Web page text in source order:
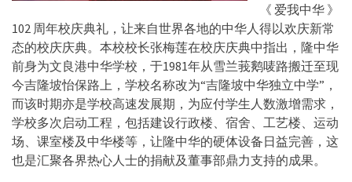
《 爱我中华 》
102 周年校庆典礼，让来自世界各地的中华人得以欢庆新常
态的校庆庆典。本校校长张梅莲在校庆庆典中指出，隆中华
前身为文良港中华学校，于1981年从雪兰莪鹅唛路搬迁至现
今吉隆坡怡保路上，学校名称改为“吉隆坡中华独立中学”，
而该时期亦是学校高速发展期，为应付学生人数激增需求，
学校多次启动工程，包括建设行政楼、宿舍、工艺楼、运动
场、课室楼及中华楼等，让隆中华的硬体设备日益完善，这
也是汇聚各界热心人士的捐献及董事部鼎力支持的成果。